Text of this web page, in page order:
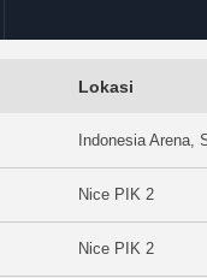
Lokasi
Indonesia Arena,
Nice PIK 2
Nice PIK 2